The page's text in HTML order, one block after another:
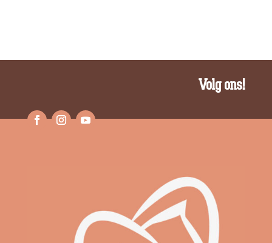
Volg ons!